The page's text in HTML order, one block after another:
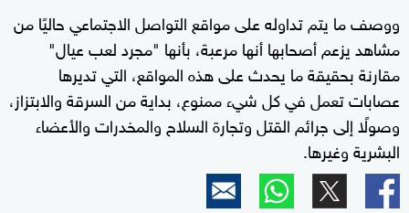
ووصف ما يتم تداوله على مواقع التواصل الاجتماعي حاليًا من
مشاهد يزعم أصحابها أنها مرعبة، بأنها "مجرد لعب عيال"
مقارنة بحقيقة ما يحدث على هذه المواقع، التي تديرها
عصابات تعمل في كل شيء ممنوع، بداية من السرقة والابتزاز،
وصولًا إلى جرائم القتل وتجارة السلاح والمخدرات والأعضاء
البشرية وغيرها.